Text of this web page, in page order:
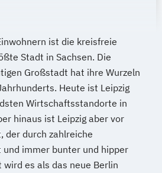
ist die kreisfreie
Stadt in Sachsen. Die
Großstadt hat ihre Wurzeln
Heute ist Leipzig
Wirtschaftsstandorte in
hinaus ist Leipzig aber vor
der durch zahlreiche
immer bunter und hipper
es als das neue Berlin